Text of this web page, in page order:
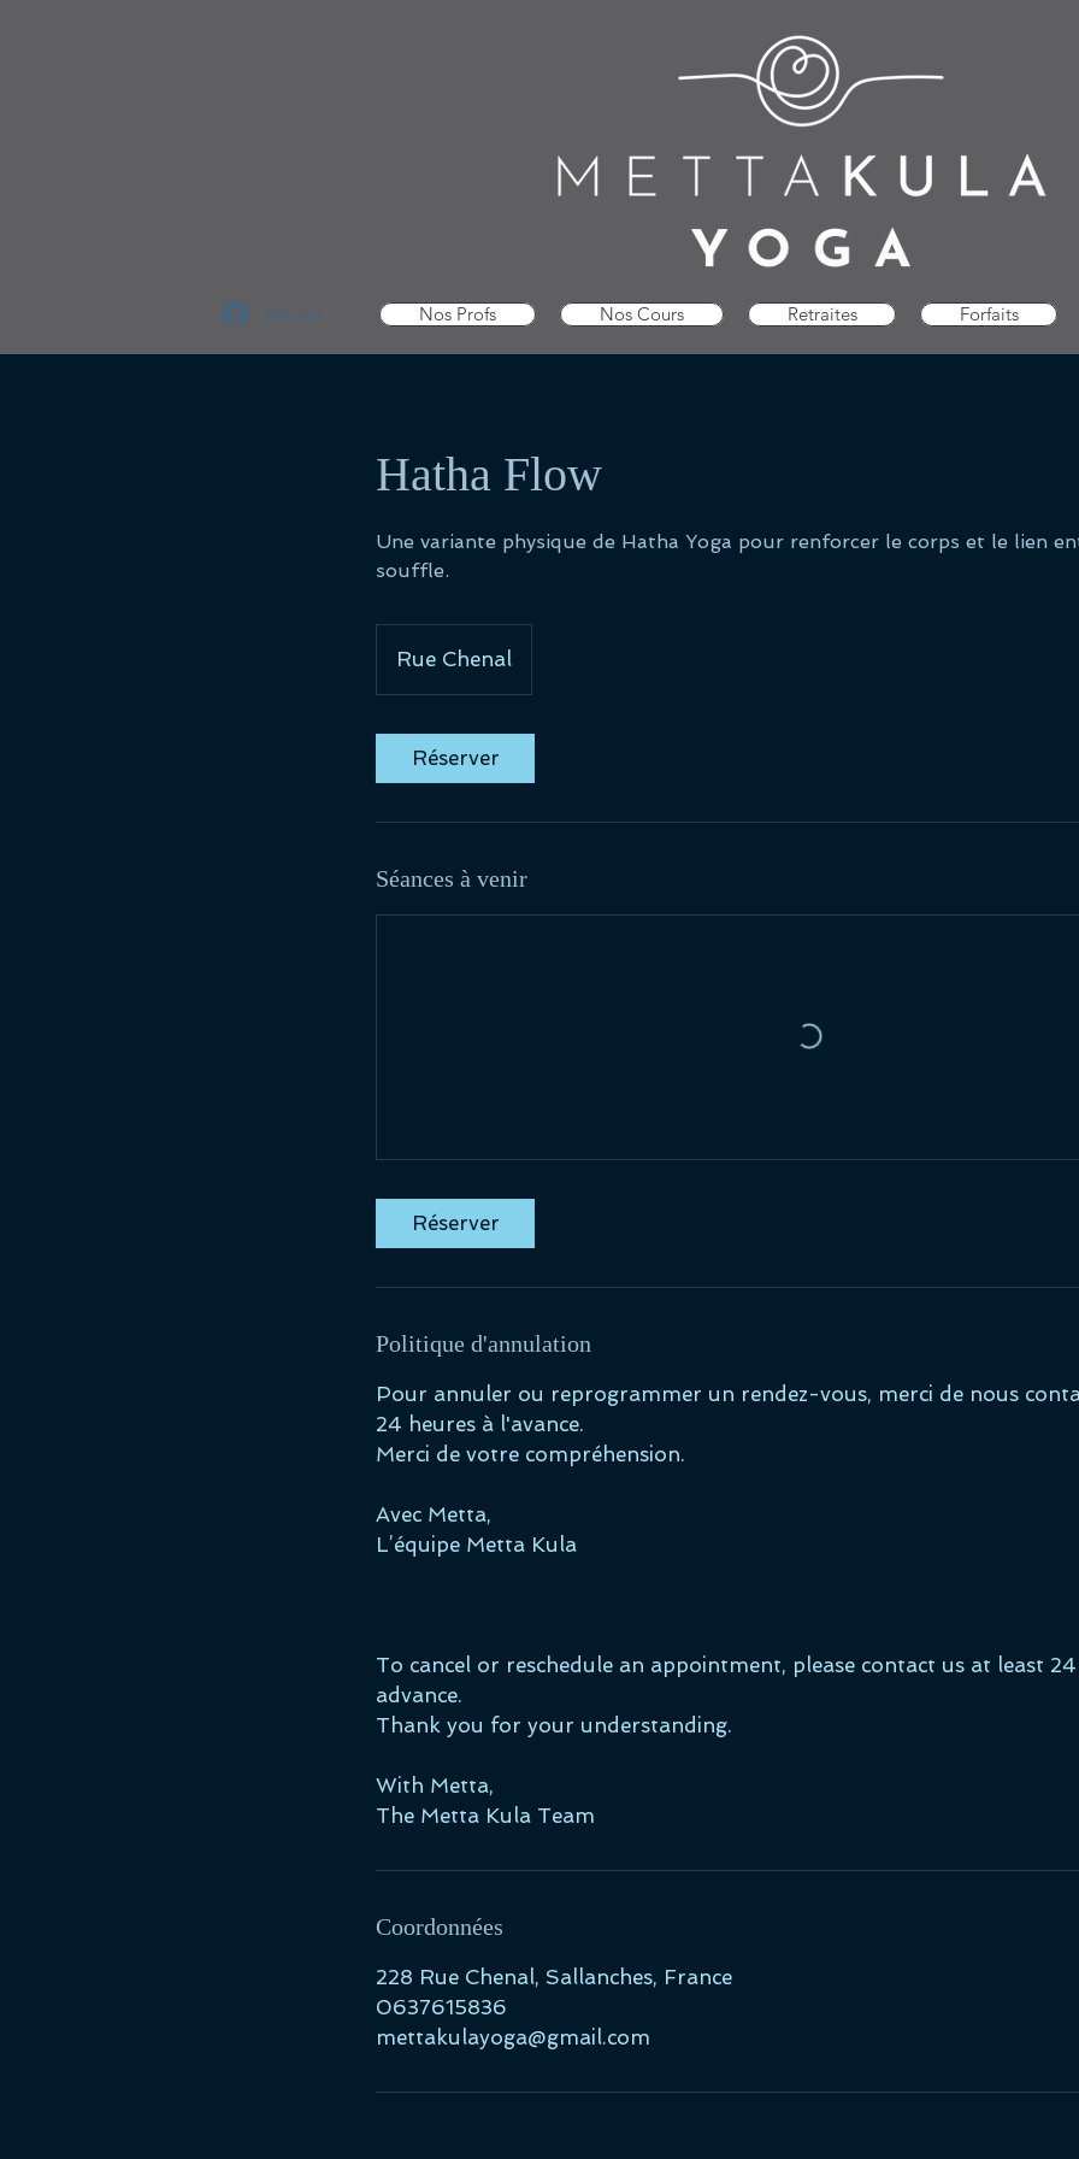
Se connecter Nos Profs Nos Cours Retraites Forfaits
Hatha Flow
Une variante physique de Hatha Yoga pour renforcer le corps et le lien
souffle.
Rue Chenal
Réserver
Séances à venir
Réserver
Politique d'annulation
Pour annuler ou reprogrammer un rendez-vous, merci de nous
24 heures à l'avance.
Merci de votre compréhension.
Avec Metta,
L’équipe Metta Kula
To cancel or reschedule an appointment, please contact us at least
advance.
Thank you for your understanding.
With Metta,
The Metta Kula Team
Coordonnées
228 Rue Chenal, Sallanches, France
0637615836
mettakulayoga@gmail.com